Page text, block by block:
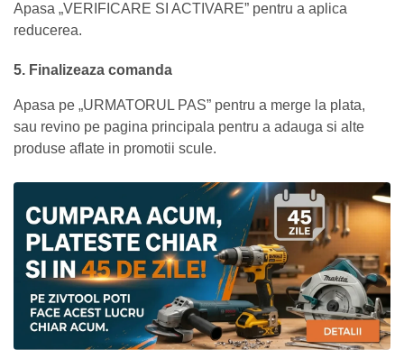
Apasa „VERIFICARE SI ACTIVARE” pentru a aplica
reducerea.
5. Finalizeaza comanda
Apasa pe „URMATORUL PAS” pentru a merge la plata,
sau revino pe pagina principala pentru a adauga si alte
produse aflate in promotii scule.